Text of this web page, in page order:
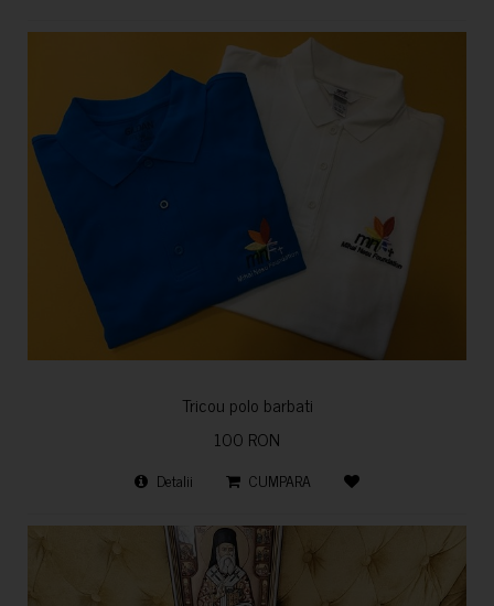
Tricou polo barbati
100 RON
Detalii CUMPARA